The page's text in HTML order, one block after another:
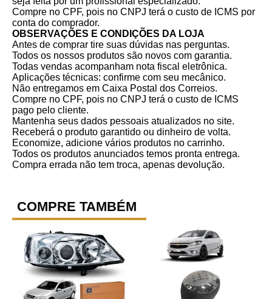
Compre no CPF, pois no CNPJ terá o custo de ICMS por
conta do comprador.
OBSERVAÇÕES E CONDIÇÕES DA LOJA
Antes de comprar tire suas dúvidas nas perguntas.
Todos os nossos produtos são novos com garantia.
Todas vendas acompanham nota fiscal eletrônica.
Aplicações técnicas: confirme com seu mecânico.
Não entregamos em Caixa Postal dos Correios.
Compre no CPF, pois no CNPJ terá o custo de ICMS
pago pelo cliente.
Mantenha seus dados pessoais atualizados no site.
Receberá o produto garantido ou dinheiro de volta.
Economize, adicione vários produtos no carrinho.
Todos os produtos anunciados temos pronta entrega.
Compra errada não tem troca, apenas devolução.
COMPRE TAMBÉM